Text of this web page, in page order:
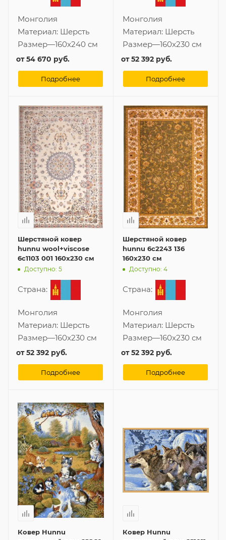
Монголия
Материал: Шерсть
Размер—160x240 см
от54 670 руб.
Подробнее
Монголия
Материал: Шерсть
Размер—160x230 см
от52 392 руб.
Подробнее
Шерстяной ковер
hunnu wool+viscose
6c1103 001 160x230 см
Доступно: 5
Страна:
Монголия
Материал: Шерсть
Размер—160x230 см
от52 392 руб.
Подробнее
Шерстяной ковер
hunnu 6c2243 136
160x230 см
Доступно: 4
Страна:
Монголия
Материал: Шерсть
Размер—160x230 см
от52 392 руб.
Подробнее
Ковер Hunnu
Ковер Hunnu